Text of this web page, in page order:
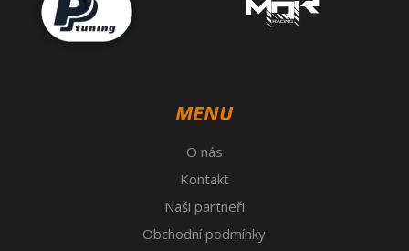
MENU
O nás
Kontakt
Naši partneři
Obchodní podmínky